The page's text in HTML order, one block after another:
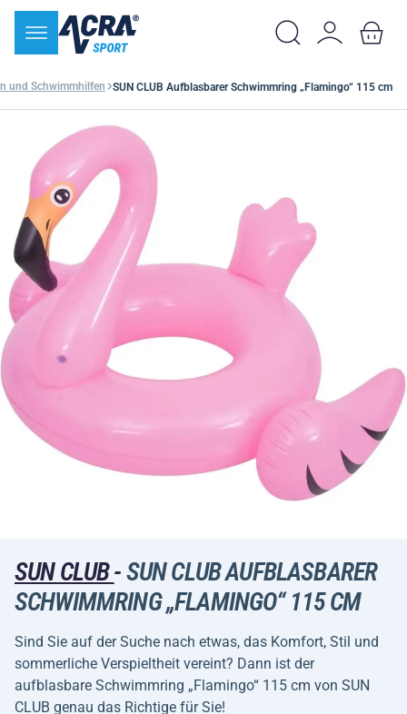
und Schwimmhilfen SUN CLUB Aufblasbarer Schwimmring „Flamingo“ 115 cm
SUN CLUB-SUN CLUB AUFBLASBARER
SCHWIMMRING „FLAMINGO“ 115 CM
Sind Sie auf der Suche nach etwas, das Komfort, Stil und
sommerliche Verspieltheit vereint? Dann ist der
aufblasbare Schwimmring „Flamingo“ 115 cm von SUN
CLUB genau das Richtige für Sie!